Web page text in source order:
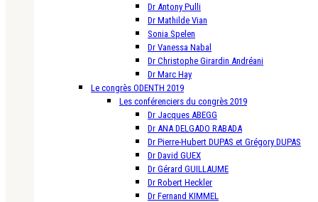
Dr Antony Pulli
Dr Mathilde Vian
Sonia Spelen
Dr Vanessa Nabal
Dr Christophe Girardin Andréani
Dr Marc Hay
Le congrès ODENTH 2019
Les conférenciers du congrès 2019
Dr Jacques ABEGG
Dr ANA DELGADO RABADA
Dr Pierre-Hubert DUPAS et Grégory DUPAS
Dr David GUEX
Dr Gérard GUILLAUME
Dr Robert Heckler
Dr Fernand KIMMEL